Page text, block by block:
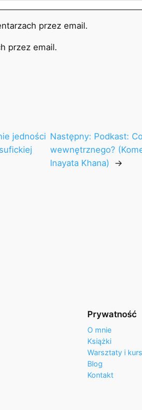
przez email.
przez email.
jedności Następny: Podkast:
wewnętrznego?
Inayata Khana)
→
Prywatność
O mnie
Książki
Warsztaty i
Blog
Kontakt